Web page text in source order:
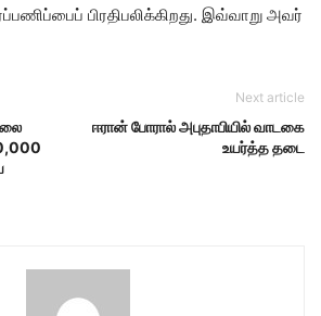
பிர​திபலிக்​கிறது. இவ்​வாறு அவர்
Next article
ஈரான் போரால் அபுதாபியில் வாடகை
உயர்த்த தடை